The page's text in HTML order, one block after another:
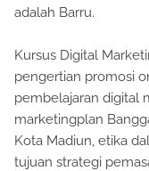
adalah Barru.
Kursus Digital
pengertian promosi
pembelajaran digital
marketingplan
Kota Madiun, etika
tujuan strategi